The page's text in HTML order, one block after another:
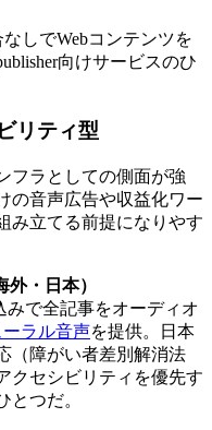
なしでWebコンテンツを
向けサービスのひ
リティ型
フラとしての側面が強
の音声広告や収益化ワー
み立てる前提になりやす
外・日本）
みで全記事をオーディオ
ラル音声を提供。日本
（障がい者差別解消法
クセシビリティを優先す
とつだ。